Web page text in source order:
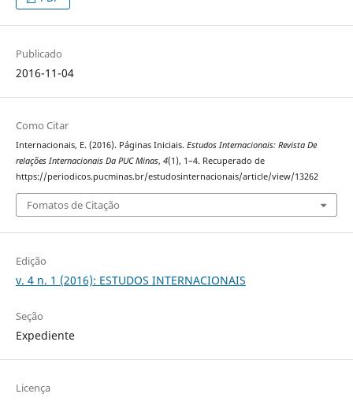
Publicado
2016-11-04
Como Citar
Internacionais, E. (2016). Páginas Iniciais. Estudos Internacionais: Revista De
relações Internacionais Da PUC Minas, 4(1), 1–4. Recuperado de
https://periodicos.pucminas.br/estudosinternacionais/article/view/13262
Fomatos de Citação
Edição
v. 4 n. 1 (2016): ESTUDOS INTERNACIONAIS
Seção
Expediente
Licença